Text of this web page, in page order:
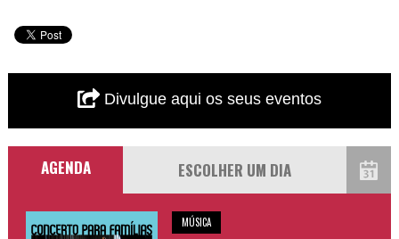
Divulgue aqui os seus eventos
AGENDA
MÚSICA